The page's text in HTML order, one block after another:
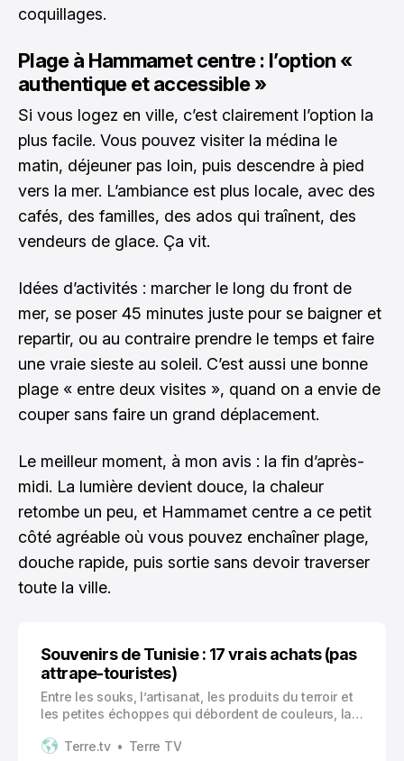
coquillages.
Plage à Hammamet centre : l’option «
authentique et accessible »
Si vous logez en ville, c’est clairement l’option la
plus facile. Vous pouvez visiter la médina le
matin, déjeuner pas loin, puis descendre à pied
vers la mer. L’ambiance est plus locale, avec des
cafés, des familles, des ados qui traînent, des
vendeurs de glace. Ça vit.
Idées d’activités : marcher le long du front de
mer, se poser 45 minutes juste pour se baigner et
repartir, ou au contraire prendre le temps et faire
une vraie sieste au soleil. C’est aussi une bonne
plage « entre deux visites », quand on a envie de
couper sans faire un grand déplacement.
Le meilleur moment, à mon avis : la fin d’après-
midi. La lumière devient douce, la chaleur
retombe un peu, et Hammamet centre a ce petit
côté agréable où vous pouvez enchaîner plage,
douche rapide, puis sortie sans devoir traverser
toute la ville.
Souvenirs de Tunisie : 17 vrais achats (pas
attrape-touristes)
Entre les souks, l’artisanat, les produits du terroir et
les petites échoppes qui débordent de couleurs, la
On y trouve du superbe, du fait main, du « je vais le
Terre.tv Terre TV